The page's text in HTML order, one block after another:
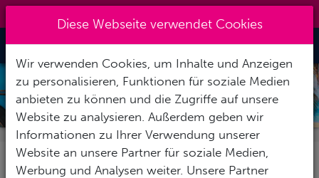
Toggle
MARIA LA GORDA
Diese Webseite verwendet Cookies
Wir verwenden Cookies, um Inhalte und Anzeigen
zu personalisieren, Funktionen für soziale Medien
anbieten zu können und die Zugriffe auf unsere
Website zu analysieren. Außerdem geben wir
Informationen zu Ihrer Verwendung unserer
Website an unsere Partner für soziale Medien,
Werbung und Analysen weiter. Unsere Partner